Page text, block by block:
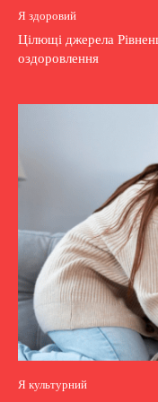
Я здоровий
Цілющі джерела
оздоровлення
Я культурний